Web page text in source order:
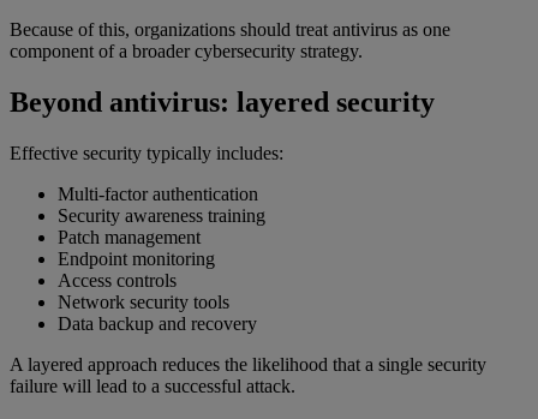
Because of this, organizations should treat antivirus as one
component of a broader cybersecurity strategy.
Beyond antivirus: layered security
Effective security typically includes:
Multi-factor authentication
Security awareness training
Patch management
Endpoint monitoring
Access controls
Network security tools
Data backup and recovery
A layered approach reduces the likelihood that a single security
failure will lead to a successful attack.